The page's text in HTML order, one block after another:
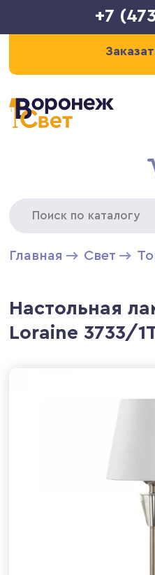
+7
Главная Свет
Настольная
Loraine 3733/